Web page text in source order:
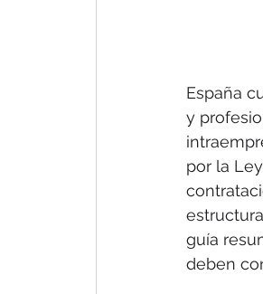
España
y
por la
guía
deben